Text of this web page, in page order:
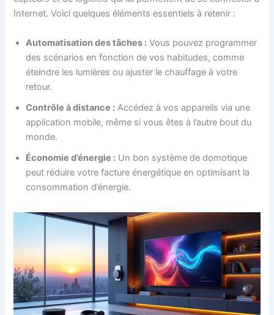
Internet. Voici quelques éléments essentiels à retenir :
Automatisation des tâches : Vous pouvez programmer
des scénarios en fonction de vos habitudes, comme
éteindre les lumières ou ajuster le chauffage à votre
retour.
Contrôle à distance : Accédez à vos appareils via une
application mobile, même si vous êtes à l’autre bout du
monde.
Économie d’énergie : Un bon système de domotique
peut réduire votre facture énergétique en optimisant la
consommation d’énergie.